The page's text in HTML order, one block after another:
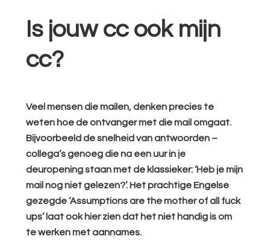
Is jouw cc ook mijn
cc?
Veel mensen die mailen, denken precies te
weten hoe de ontvanger met die mail omgaat.
Bijvoorbeeld de snelheid van antwoorden –
collega’s genoeg die na een uur in je
deuropening staan met de klassieker: ‘Heb je mijn
mail nog niet gelezen?’. Het prachtige Engelse
gezegde ‘Assumptions are the mother of all fuck
ups’ laat ook hier zien dat het niet handig is om
te werken met aannames.